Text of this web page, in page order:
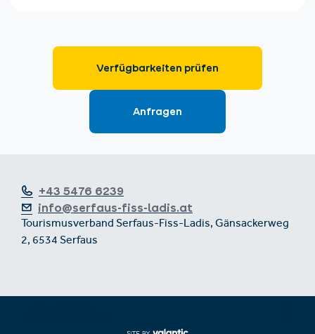
+43 5476 6239
info@serfaus-fiss-ladis.at
Tourismusverband Serfaus-Fiss-Ladis, Gänsackerweg
2, 6534 Serfaus